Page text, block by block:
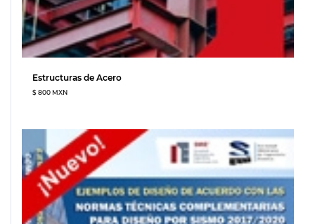
Estructuras de Acero
$ 800 MXN